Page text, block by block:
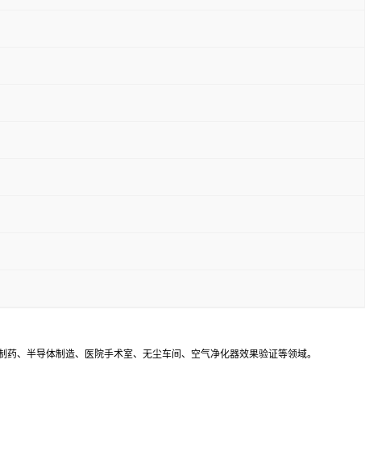
、半导体制造、医院手术室、无尘车间、空气净化器效果验证等领域。